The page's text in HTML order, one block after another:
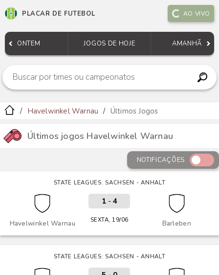
PLACAR DE FUTEBOL AO VIVO
ONTEM JOGOS DE HOJE AMANHÃ
Havelwinkel Warnau Últimos Jogos
Últimos jogos Havelwinkel Warnau
NOTIFICAÇÕES
STATE LEAGUES: SACHSEN - ANHALT
Havelwinkel Warnau Barleben
1- 4
SEXTA, 19/06
STATE LEAGUES: SACHSEN - ANHALT